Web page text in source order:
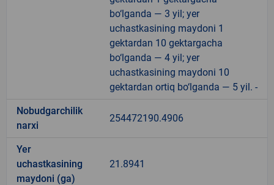
bo‘lganda — 3 yil; yer
uchastkasining maydoni 1
gektardan 10 gektargacha
bo‘lganda — 4 yil; yer
uchastkasining maydoni 10
gektardan ortiq bo‘lganda — 5 yil. -
Nobudgarchilik
narxi
254472190.4906
Yer
uchastkasining
maydoni (ga)
21.8941